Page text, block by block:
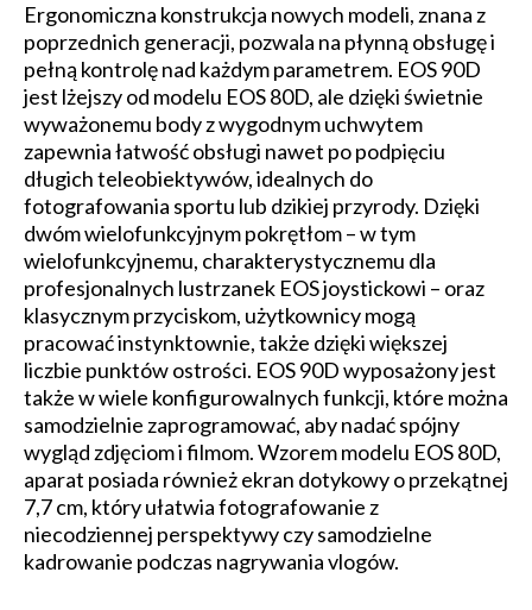
Ergonomiczna konstrukcja nowych modeli, znana z
poprzednich generacji, pozwala na płynną obsługę i
pełną kontrolę nad każdym parametrem. EOS 90D
jest lżejszy od modelu EOS 80D, ale dzięki świetnie
wyważonemu body z wygodnym uchwytem
zapewnia łatwość obsługi nawet po podpięciu
długich teleobiektywów, idealnych do
fotografowania sportu lub dzikiej przyrody. Dzięki
dwóm wielofunkcyjnym pokrętłom – w tym
wielofunkcyjnemu, charakterystycznemu dla
profesjonalnych lustrzanek EOS joystickowi – oraz
klasycznym przyciskom, użytkownicy mogą
pracować instynktownie, także dzięki większej
liczbie punktów ostrości. EOS 90D wyposażony jest
także w wiele konfigurowalnych funkcji, które można
samodzielnie zaprogramować, aby nadać spójny
wygląd zdjęciom i filmom. Wzorem modelu EOS 80D,
aparat posiada również ekran dotykowy o przekątnej
7,7 cm, który ułatwia fotografowanie z
niecodziennej perspektywy czy samodzielne
kadrowanie podczas nagrywania vlogów.